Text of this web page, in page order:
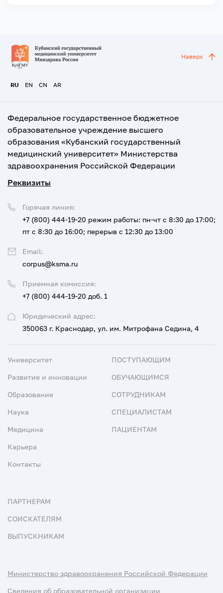
RU EN CN AR
Наверх
Федеральное государственное бюджетное
образовательное учреждение высшего
образования «Кубанский государственный
медицинский университет» Министерства
здравоохранения Российской Федерации
Реквизиты
Юридический адрес:
350063 г. Краснодар, ул. им. Митрофана Седина, 4
Приемная комиссия:
+7 (800) 444-19-20 доб. 1
Горячая линия:
+7 (800) 444-19-20 режим работы: пн-чт с 8:30 до 17:00;
пт с 8:30 до 16:00; перерыв с 12:30 до 13:00
Email:
corpus@ksma.ru
Университет
Развитие и инновации
Образование
Наука
Медицина
Карьера
Контакты
ПОСТУПАЮЩИМ
ОБУЧАЮЩИМСЯ
СОТРУДНИКАМ
СПЕЦИАЛИСТАМ
ПАЦИЕНТАМ
ПАРТНЕРАМ
СОИСКАТЕЛЯМ
ВЫПУСКНИКАМ
Министерство здравоохранения Российской Федерации
Сведения об образовательной организации